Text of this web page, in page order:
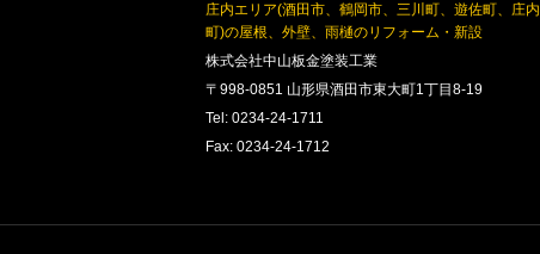
庄内エリア(酒田市、鶴岡市、三川町、遊佐町、庄内
町)の屋根、外壁、雨樋のリフォーム・新設
株式会社中山板金塗装工業
〒998-0851 山形県酒田市東大町1丁目8-19
Tel: 0234-24-1711
Fax: 0234-24-1712